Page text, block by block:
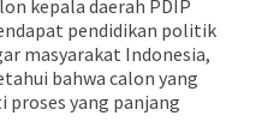
kepala daerah PDIP
pendidikan politik
masyarakat Indonesia,
bahwa calon yang
proses yang panjang